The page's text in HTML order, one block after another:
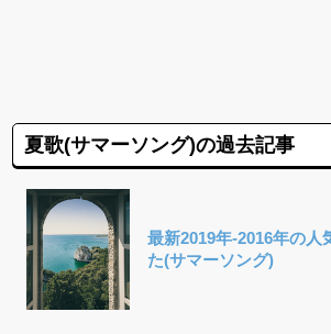
夏歌(サマーソング)の過去記事
最新2019年-2016年の人
た(サマーソング)